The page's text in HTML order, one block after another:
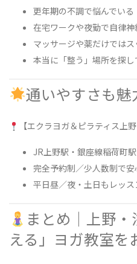
更年期の不調で悩んでいる
在宅ワークや夜勤で自律
マッサージや薬だけでは
本当に「整う」場所を探し
通いやすさも魅
【エクラヨガ＆ピラティス上野
JR上野駅・銀座線稲荷町
完全予約制／少人数制で安
平日昼／夜・土日もレッス
まとめ｜上野
える」ヨガ教室を